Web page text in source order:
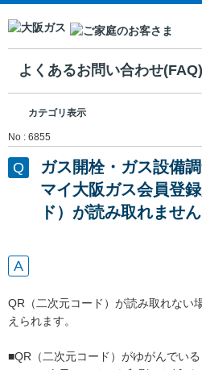
よくあるお問い合わせ(FAQ)
カテゴリ表示
No : 6855
ガス開栓・ガス設備
マイ大阪ガス会員登
ド）が読み取れません
QR（二次元コード）が読み取れない
えられます。
■QR（二次元コード）がゆがんでいる